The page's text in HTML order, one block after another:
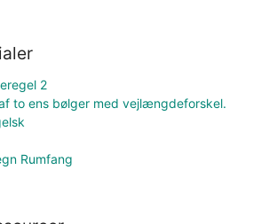
2
to ens bølger med vejlængdeforskel.
Rumfang